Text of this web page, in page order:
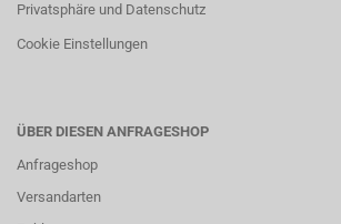
Privatsphäre und Datenschutz
Cookie Einstellungen
ÜBER DIESEN ANFRAGESHOP
Anfrageshop
Versandarten